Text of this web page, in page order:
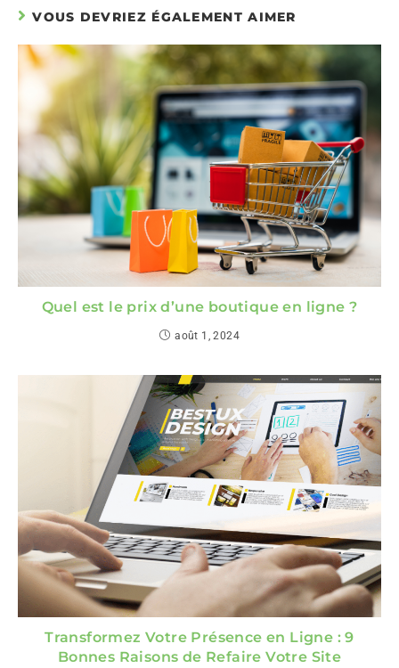
VOUS DEVRIEZ ÉGALEMENT AIMER
Quel est le prix d’une boutique en ligne ?
août 1, 2024
Transformez Votre Présence en Ligne : 9
Bonnes Raisons de Refaire Votre Site